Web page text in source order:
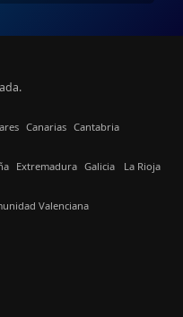
Canarias Cantabria
Extremadura Galicia La Rioja
Valenciana